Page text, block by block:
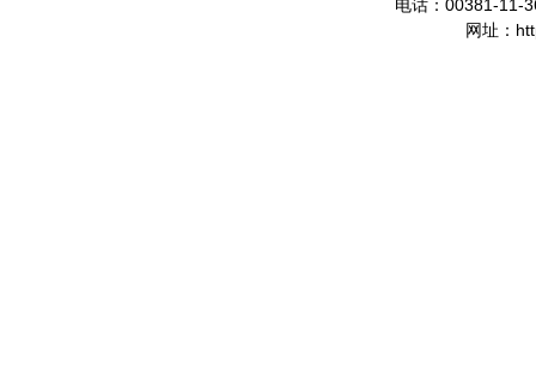
电话： 00381-11-
网址：